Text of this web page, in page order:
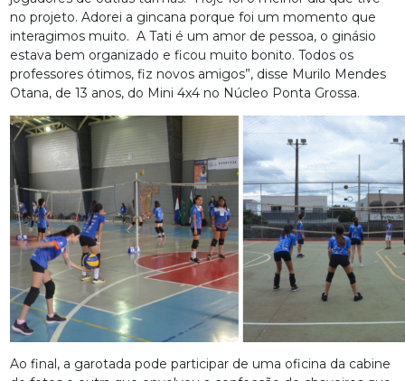
no projeto. Adorei a gincana porque foi um momento que
interagimos muito. A Tati é um amor de pessoa, o ginásio
estava bem organizado e ficou muito bonito. Todos os
professores ótimos, fiz novos amigos”, disse Murilo Mendes
Otana, de 13 anos, do Mini 4x4 no Núcleo Ponta Grossa.
Ao final, a garotada pode participar de uma oficina da cabine